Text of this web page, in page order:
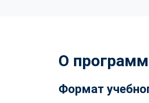
О
Формат